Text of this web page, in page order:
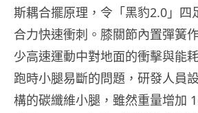
斯耦合擺原理，令「黑豹2.0」四
合力快速衝刺。膝關節內置彈簧
少高速運動中對地面的衝擊與能
跑時小腿易斷的問題，研發人員
構的碳纖維小腿，雖然重量增加